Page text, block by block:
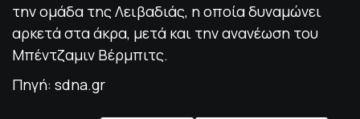
την ομάδα της Λειβαδιάς, η οποία δυναμώνει
αρκετά στα άκρα, μετά και την ανανέωση του
Μπέντζαμιν Βέρμπιτς.
Πηγή: sdna.gr